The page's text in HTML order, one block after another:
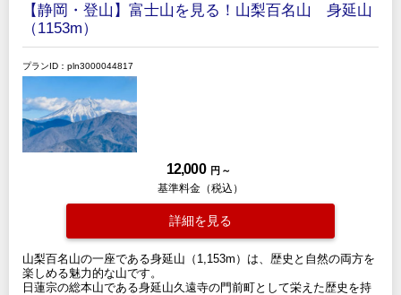
【静岡・登山】富士山を見る！山梨百名山 身延山
（1153m）
プランID：pln3000044817
12,000 円 ～
基準料金（税込）
詳細を見る
山梨百名山の一座である身延山（1,153m）は、歴史と自然の両方を
楽しめる魅力的な山です。
日蓮宗の総本山である身延山久遠寺の門前町として栄えた歴史を持